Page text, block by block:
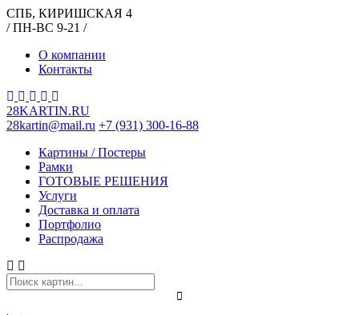
СПБ, КИРИШСКАЯ 4
/ ПН-ВС 9-21 /
О компании
Контакты
28KARTIN.RU
28kartin@mail.ru +7 (931) 300-16-88
Картины / Постеры
Рамки
ГОТОВЫЕ РЕШЕНИЯ
Услуги
Доставка и оплата
Портфолио
Распродажа